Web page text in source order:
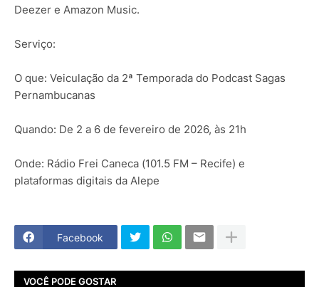
Deezer e Amazon Music.
Serviço:
O que: Veiculação da 2ª Temporada do Podcast Sagas
Pernambucanas
Quando: De 2 a 6 de fevereiro de 2026, às 21h
Onde: Rádio Frei Caneca (101.5 FM – Recife) e
plataformas digitais da Alepe
Facebook
VOCÊ PODE GOSTAR